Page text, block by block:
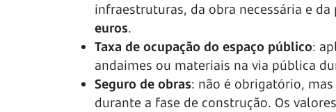
infraestruturas, da obra necessária e
euros.
Taxa de ocupação do espaço público:
andaimes ou materiais na via pública
Seguro de obras: não é obrigatório,
durante a fase de construção. Os